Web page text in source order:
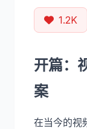
1.2K
开篇：
案
在当今的视